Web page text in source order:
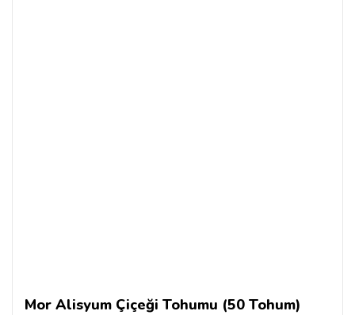
Mor Alisyum Çiçeği Tohumu (50 Tohum)